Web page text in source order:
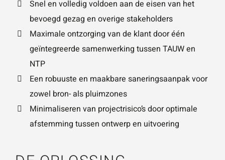
Snel en volledig voldoen aan de eisen van het
bevoegd gezag en overige stakeholders
Maximale ontzorging van de klant door één
geïntegreerde samenwerking tussen TAUW en
NTP
Een robuuste en maakbare saneringsaanpak voor
zowel bron- als pluimzones
Minimaliseren van projectrisico’s door optimale
afstemming tussen ontwerp en uitvoering